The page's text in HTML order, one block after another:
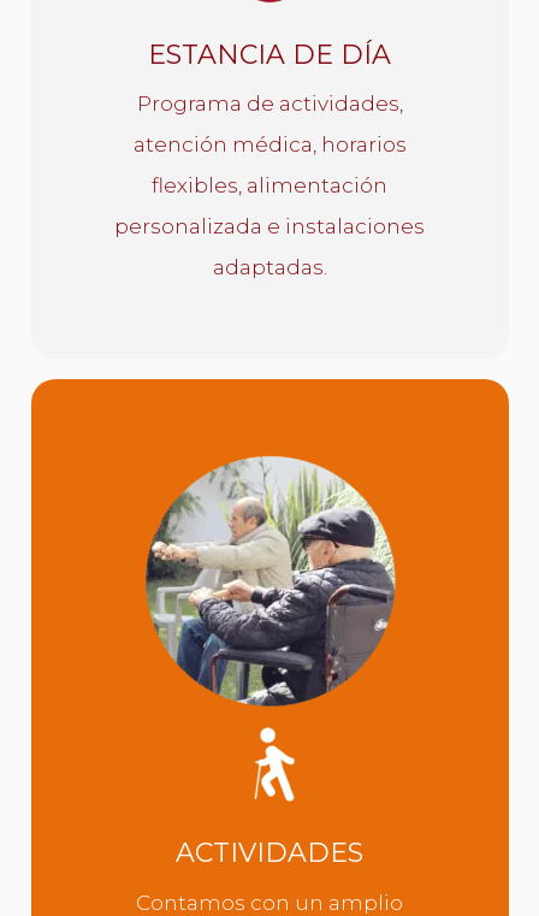
ESTANCIA DE DÍA
Programa de actividades,
atención médica, horarios
flexibles, alimentación
personalizada e instalaciones
adaptadas.
ACTIVIDADES
Contamos con un amplio
ACTIVIDADES
Conoce todas las actividades
con las que generamos salud,
confianza y convivencia en tu